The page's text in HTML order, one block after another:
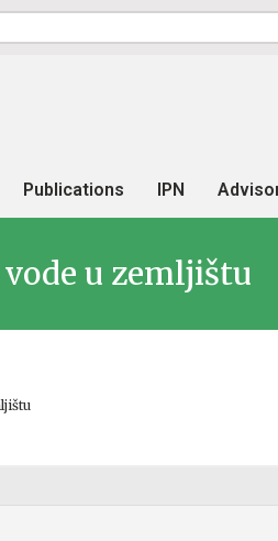
Publications IPN
u zemljištu